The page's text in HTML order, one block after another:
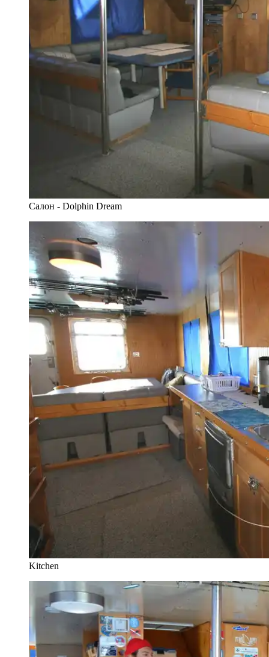
Салон - Dolphin Dream
Kitchen